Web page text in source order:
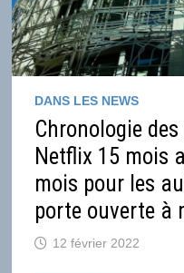
DANS LES NEWS
Chronologie
Netflix 15 mois
mois pour les
porte ouverte à
12 février 2022